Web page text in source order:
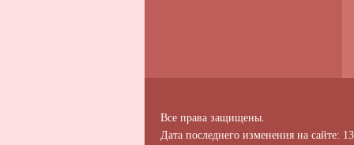
Все права защищены.
Дата последнего изменения на сайте: